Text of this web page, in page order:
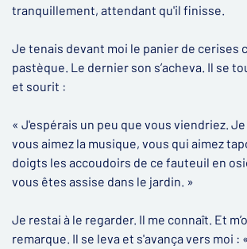
tranquillement, attendant qu'il finisse.
Je tenais devant moi le panier de cerises
pastèque. Le dernier son s’acheva. Il se
et sourit :
« J'espérais un peu que vous viendriez.
vous aimez la musique, vous qui aimez
doigts les accoudoirs de ce fauteuil en
vous êtes assise dans le jardin. »
Je restai à le regarder. Il me connaît. Et
remarque. Il se leva et s'avança vers moi :